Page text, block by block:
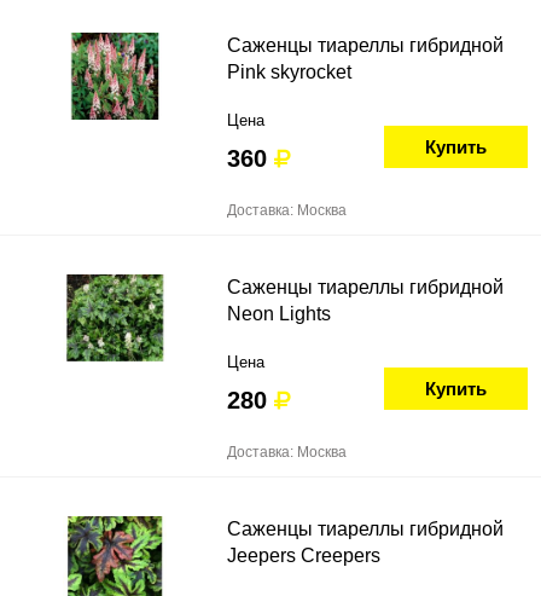
Саженцы тиареллы гибридной
Pink skyrocket
Цена
360 Купить
Доставка: Москва
Саженцы тиареллы гибридной
Neon Lights
Цена
280 Купить
Доставка: Москва
Саженцы тиареллы гибридной
Jeepers Creepers